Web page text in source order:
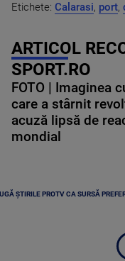
Etichete: Calarasi, port,
ARTICOL
SPORT.RO
FOTO | Imaginea
care a stârnit
acuză lipsă de
mondial
ȘTIRILE PROTV CA SURSĂ